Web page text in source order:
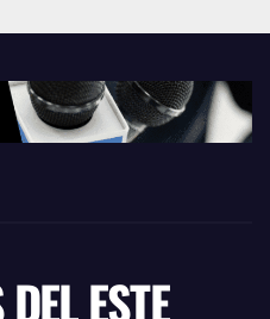
ESTE